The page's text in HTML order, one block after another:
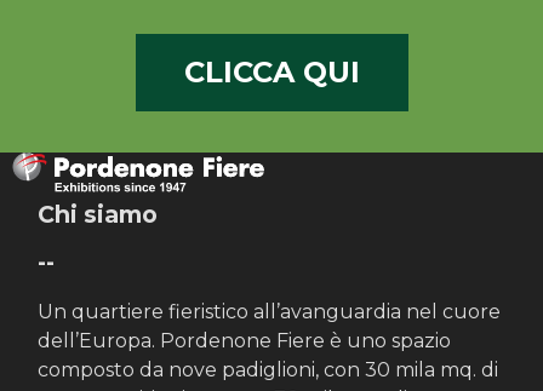
I NOSTRI ESPOSITORI E PARTNER
RACCONTANO IL SUCCESSO DI
NOVELFARM
“ Ottima fiera che dà l’opportunità di
incontrare esperti e approfondire le
tematiche dell’orticoltura”
Claudia Zehnpfennig, Product Manager
CLICCA QUI
Chi siamo
--
Un quartiere fieristico all’avanguardia nel cuore
dell’Europa. Pordenone Fiere è uno spazio
composto da nove padiglioni, con 30 mila mq. di